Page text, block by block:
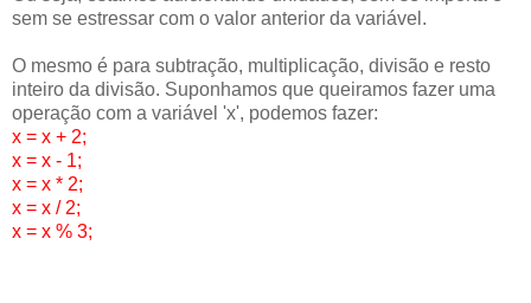
sem se estressar com o valor anterior da variável.
O mesmo é para subtração, multiplicação, divisão e resto
inteiro da divisão. Suponhamos que queiramos fazer uma
operação com a variável 'x', podemos fazer:
x = x + 2;
x = x - 1;
x = x * 2;
x = x / 2;
x = x % 3;